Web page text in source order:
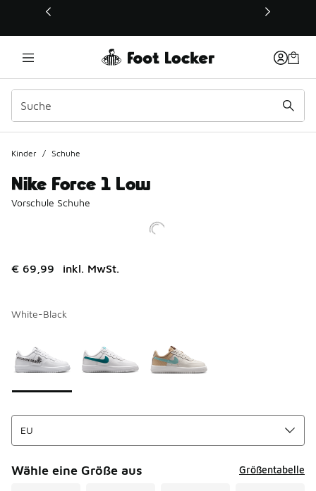
Dieser Link öffnet sich in einem neuen Fenster
Kinder / Schuhe
Nike Force 1 Low
Vorschule Schuhe
€ 69,99 inkl. MwSt.
White-Black
Wähle eine Größe aus Größentabelle